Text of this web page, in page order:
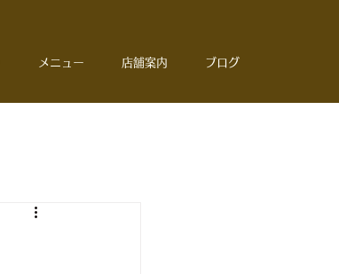
メニュー 店舗案内 ブログ